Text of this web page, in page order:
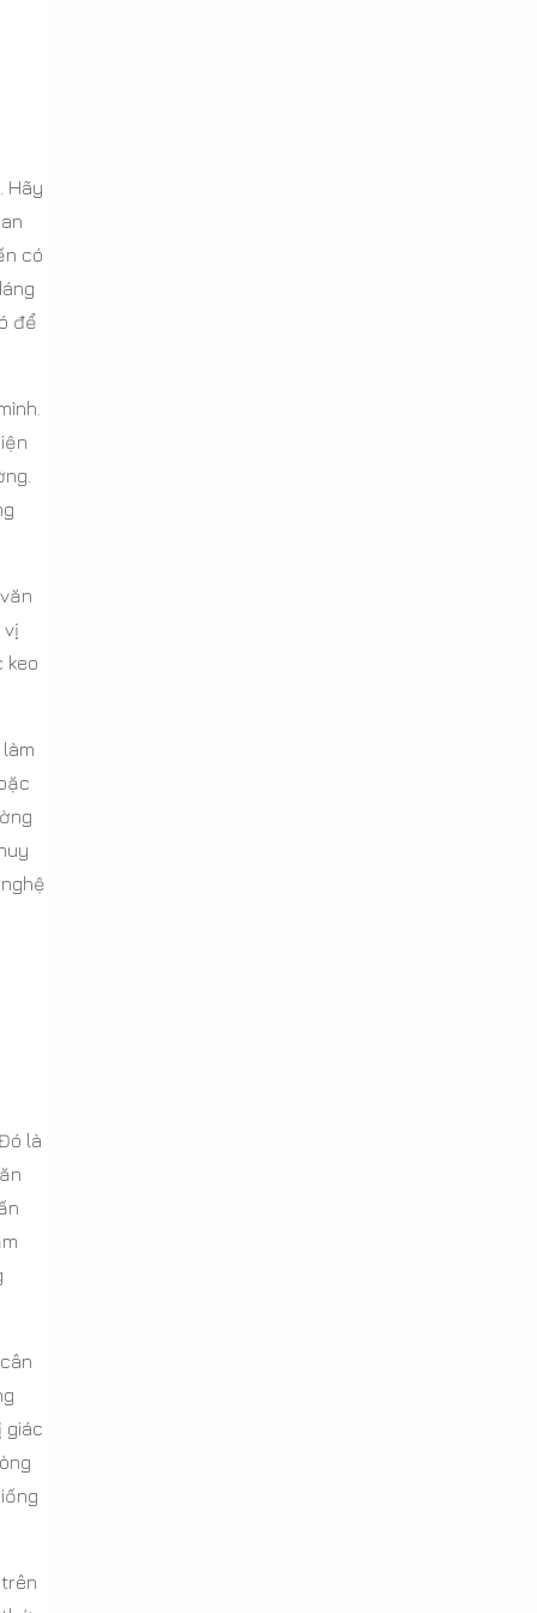
Hãy
có
để
vị
keo
là
giác